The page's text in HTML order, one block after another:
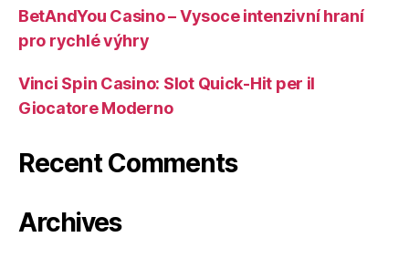
BetAndYou Casino – Vysoce intenzivní hraní
pro rychlé výhry
Vinci Spin Casino: Slot Quick‑Hit per il
Giocatore Moderno
Recent Comments
Archives